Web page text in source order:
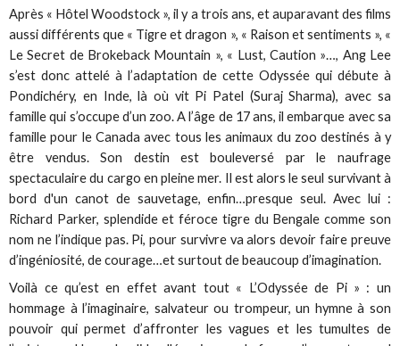
Après « Hôtel Woodstock », il y a trois ans, et auparavant des films
aussi différents que « Tigre et dragon », « Raison et sentiments », «
Le Secret de Brokeback Mountain », « Lust, Caution »…, Ang Lee
s’est donc attelé à l’adaptation de cette Odyssée qui débute à
Pondichéry, en Inde, là où vit Pi Patel (Suraj Sharma), avec sa
famille qui s’occupe d’un zoo. A l’âge de 17 ans, il embarque avec sa
famille pour le Canada avec tous les animaux du zoo destinés à y
être vendus. Son destin est bouleversé par le naufrage
spectaculaire du cargo en pleine mer. Il est alors le seul survivant à
bord d'un canot de sauvetage, enfin…presque seul. Avec lui :
Richard Parker, splendide et féroce tigre du Bengale comme son
nom ne l’indique pas. Pi, pour survivre va alors devoir faire preuve
d’ingéniosité, de courage…et surtout de beaucoup d’imagination.
Voilà ce qu’est en effet avant tout « L’Odyssée de Pi » : un
hommage à l’imaginaire, salvateur ou trompeur, un hymne à son
pouvoir qui permet d’affronter les vagues et les tumultes de